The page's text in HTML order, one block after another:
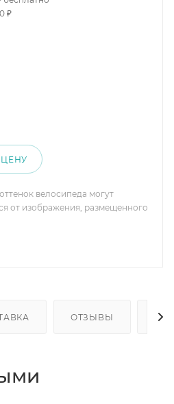
₽
велосипеда могут
от изображения, размещенного
ОТЗЫВЫ